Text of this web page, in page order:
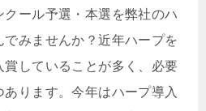
ール予選・本選を弊社のハ
みませんか？近年ハープを
していることが多く、必要
ります。今年はハープ導入